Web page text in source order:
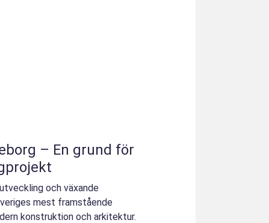
grund för
och växande
mest framstående
konstruktion och arkitektur.